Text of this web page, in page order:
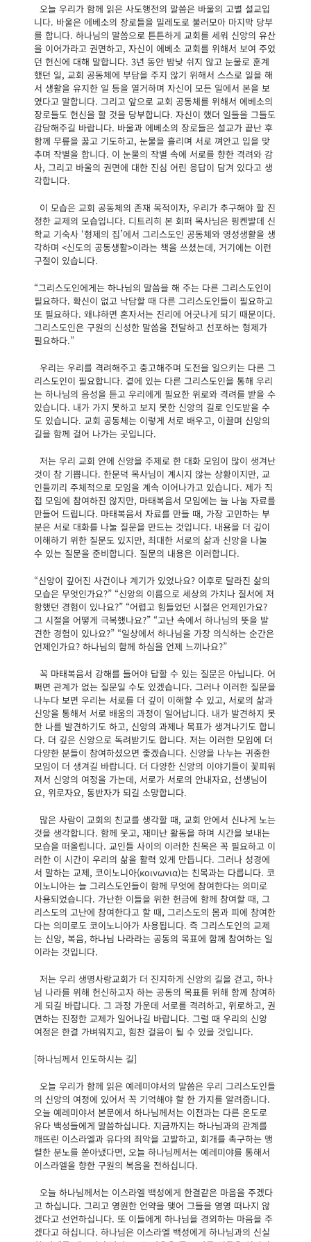
오늘 우리가 함께 읽은 사도행전의 말씀은 바울의 고별 설교입
니다. 바울은 에베소의 장로들을 밀레도로 불러모아 마지막 당부
를 합니다. 하나님의 말씀으로 튼튼하게 교회를 세워 신앙의 유산
을 이어가라고 권면하고, 자신이 에베소 교회를 위해서 보여 주었
던 헌신에 대해 말합니다. 3년 동안 밤낮 쉬지 않고 눈물로 훈계
했던 일, 교회 공동체에 부담을 주지 않기 위해서 스스로 일을 해
서 생활을 유지한 일 등을 열거하며 자신이 모든 일에서 본을 보
였다고 말합니다. 그리고 앞으로 교회 공동체를 위해서 에베소의
장로들도 헌신을 할 것을 당부합니다. 자신이 했더 일들을 그들도
감당해주길 바랍니다. 바울과 에베소의 장로들은 설교가 끝난 후
함께 무릎을 꿇고 기도하고, 눈물을 흘리며 서로 껴안고 입을 맞
추며 작별을 합니다. 이 눈물의 작별 속에 서로를 향한 격려와 감
사, 그리고 바울의 권면에 대한 진심 어린 응답이 담겨 있다고 생
각합니다.
이 모습은 교회 공동체의 존재 목적이자, 우리가 추구해야 할 진
정한 교제의 모습입니다. 디트리히 본 회퍼 목사님은 핑켄발데 신
학교 기숙사 ‘형제의 집’에서 그리스도인 공동체와 영성생활을 생
각하며 <신도의 공동생활>이라는 책을 쓰셨는데, 거기에는 이런
구절이 있습니다.
“그리스도인에게는 하나님의 말씀을 해 주는 다른 그리스도인이
필요하다. 확신이 없고 낙담할 때 다른 그리스도인들이 필요하고
또 필요하다. 왜냐하면 혼자서는 진리에 어긋나게 되기 때문이다.
그리스도인은 구원의 신성한 말씀을 전달하고 선포하는 형제가
필요하다.”
우리는 우리를 격려해주고 충고해주며 도전을 일으키는 다른 그
리스도인이 필요합니다. 곁에 있는 다른 그리스도인을 통해 우리
는 하나님의 음성을 듣고 우리에게 필요한 위로와 격려를 받을 수
있습니다. 내가 가지 못하고 보지 못한 신앙의 길로 인도받을 수
도 있습니다. 교회 공동체는 이렇게 서로 배우고, 이끌며 신앙의
길을 함께 걸어 나가는 곳입니다.
저는 우리 교회 안에 신앙을 주제로 한 대화 모임이 많이 생겨난
것이 참 기쁩니다. 한문덕 목사님이 계시지 않는 상황이지만, 교
인들끼리 주체적으로 모임을 계속 이어나가고 있습니다. 제가 직
접 모임에 참여하진 않지만, 마태복음서 모임에는 늘 나눔 자료를
만들어 드립니다. 마태복음서 자료를 만들 때, 가장 고민하는 부
분은 서로 대화를 나눌 질문을 만드는 것입니다. 내용을 더 깊이
이해하기 위한 질문도 있지만, 최대한 서로의 삶과 신앙을 나눌
수 있는 질문을 준비합니다. 질문의 내용은 이러합니다.
“신앙이 깊어진 사건이나 계기가 있었나요? 이후로 달라진 삶의
모습은 무엇인가요?” “신앙의 이름으로 세상의 가치나 질서에 저
항했던 경험이 있나요?” “어렵고 힘들었던 시절은 언제인가요?
그 시절을 어떻게 극복했나요?” “고난 속에서 하나님의 뜻을 발
견한 경험이 있나요?” “일상에서 하나님을 가장 의식하는 순간은
언제인가요? 하나님의 함께 하심을 언제 느끼나요?”
꼭 마태복음서 강해를 들어야 답할 수 있는 질문은 아닙니다. 어
쩌면 관계가 없는 질문일 수도 있겠습니다. 그러나 이러한 질문을
나누다 보면 우리는 서로를 더 깊이 이해할 수 있고, 서로의 삶과
신앙을 통해서 서로 배움의 과정이 일어납니다. 내가 발견하지 못
한 나를 발견하기도 하고, 신앙의 과제나 목표가 생겨나기도 합니
다. 더 깊은 신앙으로 독려받기도 합니다. 저는 이러한 모임에 더
다양한 분들이 참여하셨으면 좋겠습니다. 신앙을 나누는 귀중한
모임이 더 생겨길 바랍니다. 더 다양한 신앙의 이야기들이 꽃피워
져서 신앙의 여정을 가는데, 서로가 서로의 안내자요, 선생님이
요, 위로자요, 동반자가 되길 소망합니다.
많은 사람이 교회의 친교를 생각할 때, 교회 안에서 신나게 노는
것을 생각합니다. 함께 웃고, 재미난 활동을 하며 시간을 보내는
모습을 떠올립니다. 교인들 사이의 이러한 친목은 꼭 필요하고 이
러한 이 시간이 우리의 삶을 활력 있게 만듭니다. 그러나 성경에
서 말하는 교제, 코이노니아(κοινωνια)는 친목과는 다릅니다. 코
이노니아는 늘 그리스도인들이 함께 무엇에 참여한다는 의미로
사용되었습니다. 가난한 이들을 위한 헌금에 함께 참여할 때, 그
리스도의 고난에 참여한다고 할 때, 그리스도의 몸과 피에 참여한
다는 의미로도 코이노니아가 사용됩니다. 즉 그리스도인의 교제
는 신앙, 복음, 하나님 나라라는 공동의 목표에 함께 참여하는 일
이라는 것입니다.
저는 우리 생명사랑교회가 더 진지하게 신앙의 길을 걷고, 하나
님 나라를 위해 헌신하고자 하는 공동의 목표를 위해 함께 참여하
게 되길 바랍니다. 그 과정 가운데 서로를 격려하고, 위로하고, 권
면하는 진정한 교제가 일어나길 바랍니다. 그럴 때 우리의 신앙
여정은 한결 가벼워지고, 힘찬 걸음이 될 수 있을 것입니다.
[하나님께서 인도하시는 길]
오늘 우리가 함께 읽은 예레미야서의 말씀은 우리 그리스도인들
의 신앙의 여정에 있어서 꼭 기억해야 할 한 가지를 알려줍니다.
오늘 예레미야서 본문에서 하나님께서는 이전과는 다른 온도로
유다 백성들에게 말씀하십니다. 지금까지는 하나님과의 관계를
깨뜨린 이스라엘과 유다의 죄악을 고발하고, 회개를 촉구하는 맹
렬한 분노를 쏟아냈다면, 오늘 하나님께서는 예레미야를 통해서
이스라엘을 향한 구원의 복음을 전하십니다.
오늘 하나님께서는 이스라엘 백성에게 한결같은 마음을 주겠다
고 하십니다. 그리고 영원한 언약을 맺어 그들을 영영 떠나지 않
겠다고 선언하십니다. 또 이들에게 하나님을 경외하는 마음을 주
겠다고 하십니다. 하나님은 이스라엘 백성에게 하나님과의 신실